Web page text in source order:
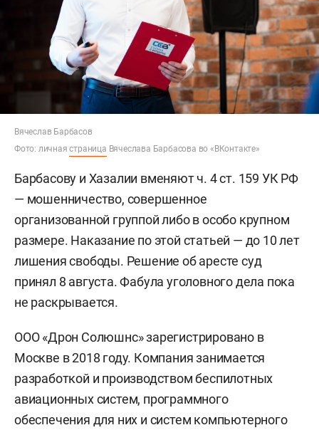
Вячеслав Барбасов
Фото: личнаястраница Вячеслава Барбасова во «ВКонтакте»
Барбасову и Хазалии вменяют ч. 4 ст. 159 УК РФ
— мошенничество, совершенное
организованной группой либо в особо крупном
размере. Наказание по этой статьей — до 10 лет
лишения свободы. Решение об аресте суд
принял 8 августа. Фабула уголовного дела пока
не раскрывается.
ООО «Дрон Солюшнс» зарегистрировано в
Москве в 2018 году. Компания занимается
разработкой и производством беспилотных
авиационных систем, программного
обеспечения для них и систем компьютерного